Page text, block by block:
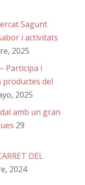
Sagunt
i activitats
2025
Participa i
productes del
2025
amb un gran
29
DEL
2024